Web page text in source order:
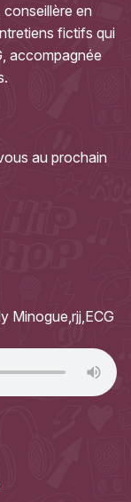
en
fictifs qui
accompagnée
au prochain
Minogue rjj ECG